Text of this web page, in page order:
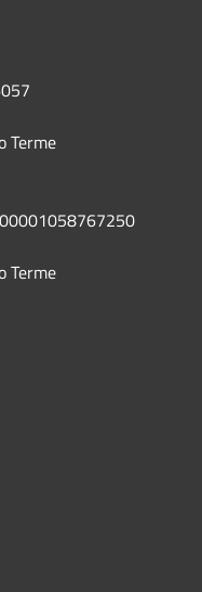
Terme
Terme